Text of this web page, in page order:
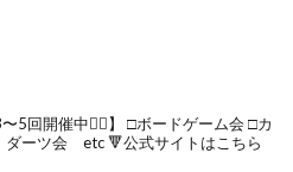
5回開催中🙋‍♂️】 □ボードゲーム会 □カ
ダーツ会 etc🔻公式サイトはこちら